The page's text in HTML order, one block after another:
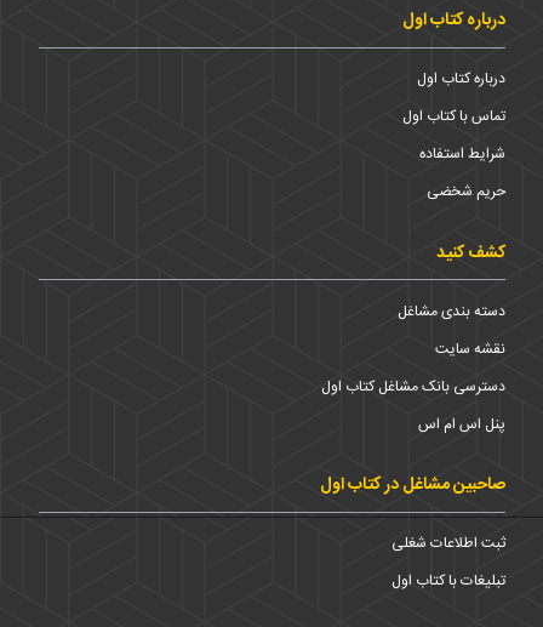
درباره کتاب اول
درباره کتاب اول
تماس با کتاب اول
شرایط استفاده
حریم شخضی
کشف کنید
دسته بندی مشاغل
نقشه سایت
دسترسی بانک مشاغل کتاب اول
پنل اس ام اس
صاحبین مشاغل در کتاب اول
ثبت اطلاعات شغلی
تبلیغات با کتاب اول